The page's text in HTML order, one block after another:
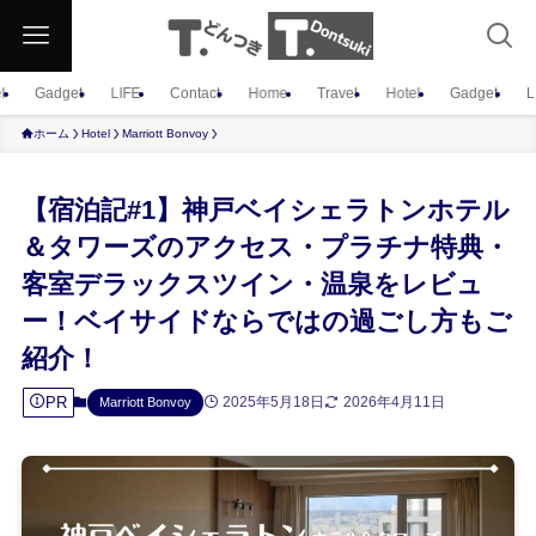
Gadget LIFE Contact Home Travel Hotel Gadget
ホーム Hotel Marriott Bonvoy
【宿泊記#1】神戸ベイシェラトンホテル
＆タワーズのアクセス・プラチナ特典・
客室デラックスツイン・温泉をレビュ
ー！ベイサイドならではの過ごし方もご
紹介！
PR Marriott Bonvoy 2025年5月18日 2026年4月11日